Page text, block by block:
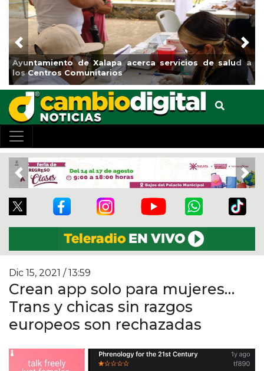
de Xalapa acerca servicios de salud a
Centros Comunitarios
el
Previous
Previous
Dic 15, 2021 / 13:59
Crean app solo para mujeres…
Trans y chicas sin razgos
europeos son rechazadas